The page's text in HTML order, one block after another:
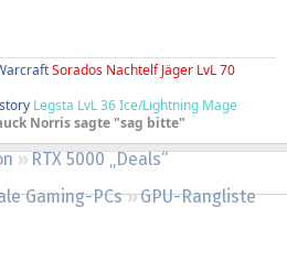
RTX 5000 „Deals“
Gaming-PCs
GPU-Rangliste
Sorados Nachtelf Jäger LvL 70
Legsta LvL 36 Ice/Lightning Mage
Norris sagte "sag bitte"